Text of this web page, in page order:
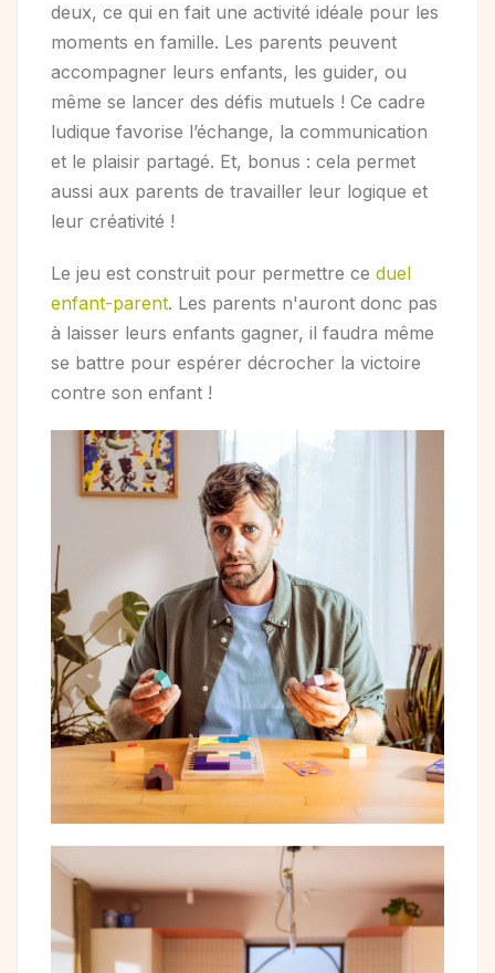
deux, ce qui en fait une activité idéale pour les
moments en famille. Les parents peuvent
accompagner leurs enfants, les guider, ou
même se lancer des défis mutuels ! Ce cadre
ludique favorise l’échange, la communication
et le plaisir partagé. Et, bonus : cela permet
aussi aux parents de travailler leur logique et
leur créativité !
Le jeu est construit pour permettre ce duel
enfant-parent. Les parents n'auront donc pas
à laisser leurs enfants gagner, il faudra même
se battre pour espérer décrocher la victoire
contre son enfant !